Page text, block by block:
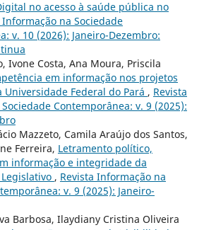
no acesso à saúde pública no
Informação na Sociedade
v. 10 (2026): Janeiro-Dezembro:
Ivone Costa, Ana Moura, Priscila
em informação nos projetos
Universidade Federal do Pará , Revista
Contemporânea: v. 9 (2025):
Mazzeto, Camila Araújo dos Santos,
Ferreira, Letramento político,
informação e integridade da
, Revista Informação na
v. 9 (2025): Janeiro-
Barbosa, Ilaydiany Cristina Oliveira